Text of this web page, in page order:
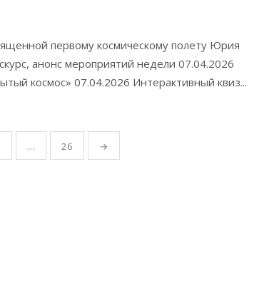
первому космическому полету Юрия
анонс мероприятий недели 07.04.2026
космос» 07.04.2026 Интерактивный квиз...
… 26 →